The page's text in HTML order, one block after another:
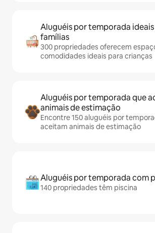
Aluguéis por temporada
famílias
300 propriedades oferecem
comodidades ideais para crianças
Aluguéis por temporada que
animais de estimação
Encontre 150 aluguéis por
aceitam animais de estimação
Aluguéis por temporada com
140 propriedades têm piscina